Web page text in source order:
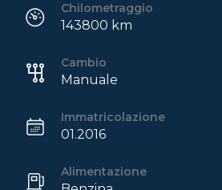
Chilometraggio
143800 km
Cambio
Manuale
Immatricolazione
01.2016
Alimentazione